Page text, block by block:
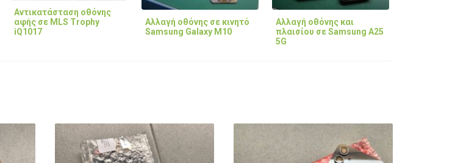
Αντικατάσταση οθόνης
αφής σε MLS Trophy
iQ1017
Αλλαγή οθόνης σε κινητό
Samsung Galaxy M10
Αλλαγή οθόνης και
πλαισίου σε Samsung A25
5G